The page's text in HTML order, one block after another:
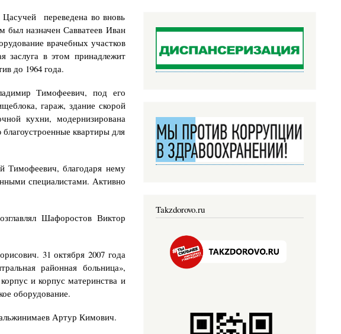
переведена во вновь
был назначен Савватеев Иван
врачебных участков
заслуга в этом принадлежит
до 1964 года.
Тимофеевич, под его
гараж, здание скорой
кухни, модернизирована
квартиры для
Тимофеевич, благодаря нему
специалистами. Активно
Шафоростов Виктор
31 октября 2007 года
районная больница»,
и корпус материнства и
оборудование.
Артур Кимович.
Takzdorovo.ru